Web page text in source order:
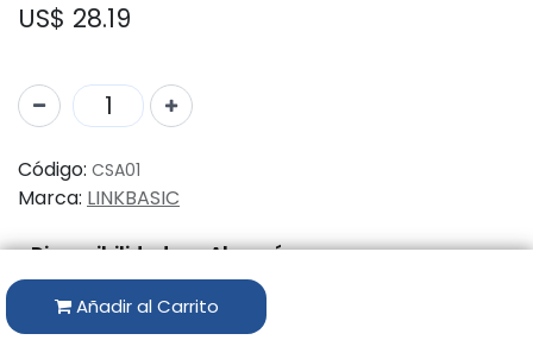
US$ 28.19
Añadir al Carrito
Código: CSA01
Marca: LINKBASIC
Disponibilidad por Almacén
ALMACÉN CANTIDAD DISPONIBLE